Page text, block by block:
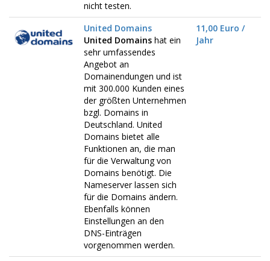
nicht testen.
United Domains
United Domains hat ein
sehr umfassendes
Angebot an
Domainendungen und ist
mit 300.000 Kunden eines
der größten Unternehmen
bzgl. Domains in
Deutschland. United
Domains bietet alle
Funktionen an, die man
für die Verwaltung von
Domains benötigt. Die
Nameserver lassen sich
für die Domains ändern.
Ebenfalls können
Einstellungen an den
DNS-Einträgen
vorgenommen werden.
11,00 Euro /
Jahr